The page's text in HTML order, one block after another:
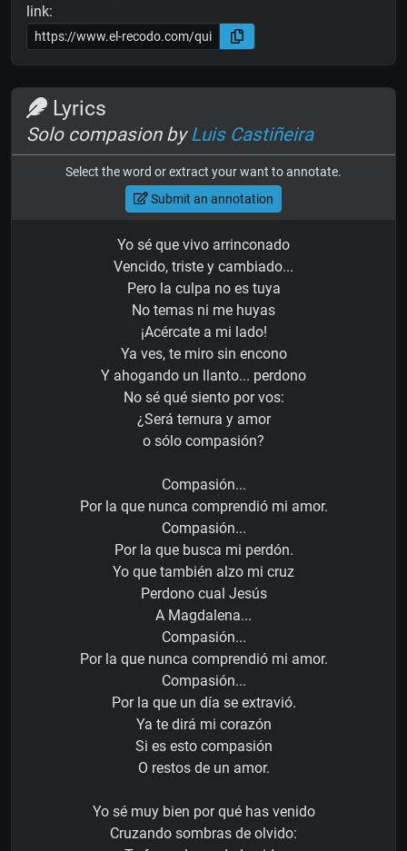
link:
Lyrics
Solo compasion byLuis Castiñeira
Select the word or extract your want to annotate.
Submit an annotation
Yo sé que vivo arrinconado
Vencido, triste y cambiado...
Pero la culpa no es tuya
No temas ni me huyas
¡Acércate a mi lado!
Ya ves, te miro sin encono
Y ahogando un llanto... perdono
No sé qué siento por vos:
¿Será ternura y amor
o sólo compasión?
Compasión...
Por la que nunca comprendió mi amor.
Compasión...
Por la que busca mi perdón.
Yo que también alzo mi cruz
Perdono cual Jesús
A Magdalena...
Compasión...
Por la que nunca comprendió mi amor.
Compasión...
Por la que un día se extravió.
Ya te dirá mi corazón
Si es esto compasión
O restos de un amor.
Yo sé muy bien por qué has venido
Cruzando sombras de olvido: